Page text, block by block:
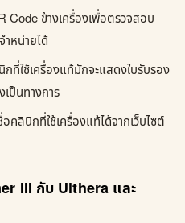
Code ข้างเครื่องเพื่อตรวจสอบ
หน่ายได้
กที่ใช้เครื่องแท้มักจะแสดงใบรับรอง
ป็นทางการ
คลินิกที่ใช้เครื่องแท้ได้จากเว็บไซต์
III กับ Ulthera และ